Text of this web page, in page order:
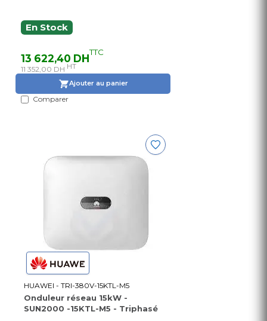
En Stock
13 622,40 DHTTC
11 352,00 DH HT
Ajouter au panier
Comparer
HUAWEI - TRI-380V-15KTL-M5
Onduleur réseau 15kW -
SUN2000 -15KTL-M5 - Triphasé